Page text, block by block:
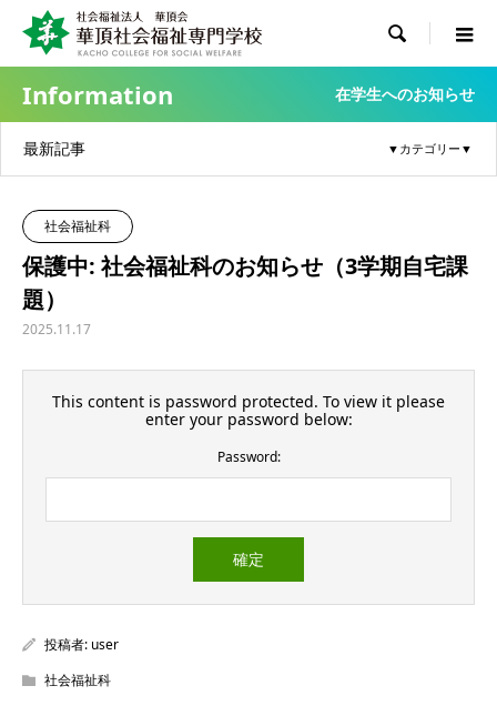

Information 在学生へのお知らせ
最新記事
社会福祉科
保護中: 社会福祉科のお知らせ（3学期自宅課
題）
2025.11.17
This content is password protected. To view it please
enter your password below:
Password:
投稿者: user
社会福祉科